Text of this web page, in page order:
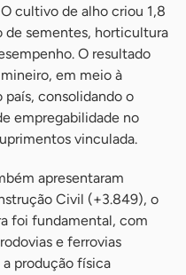
cultivo de alho criou 1,8
de sementes, horticultura
O resultado
em meio à
consolidando o
empregabilidade no
vinculada.
apresentaram
Civil (+3.849), o
foi fundamental, com
e ferrovias
produção física